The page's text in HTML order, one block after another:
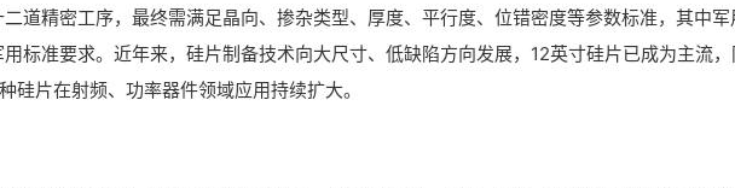
道精密工序，最终需满足晶向、掺杂类型、厚度、平行度、位错密度等参数标准，其中军
标准要求。近年来，硅片制备技术向大尺寸、低缺陷方向发展，12英寸硅片已成为主流
硅片在射频、功率器件领域应用持续扩大。